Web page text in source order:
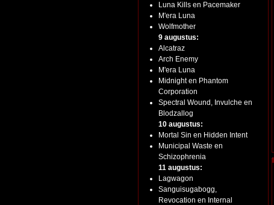
Luna Kills en Pacemaker
M'era Luna
Wolfmother
9 augustus:
Alcatraz
Arch Enemy
M'era Luna
Midnight en Phantom
Corporation
Spectral Wound, Invulche en
Blodzallog
10 augustus:
Mortal Sin en Hidden Intent
Municipal Waste en
Schizophrenia
11 augustus:
Lagwagon
Sanguisugabogg,
Revocation en Internal